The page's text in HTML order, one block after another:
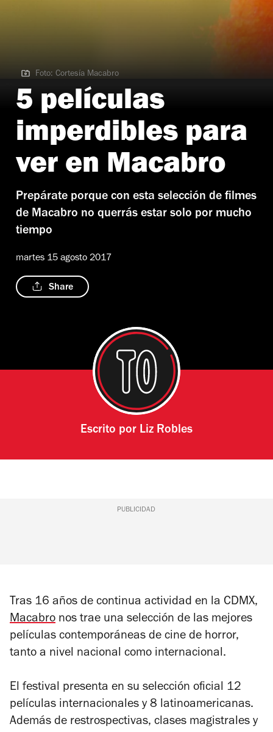
Foto: Cortesía Macabro
Foto: Cortesía Macabro
5 películas
imperdibles para
ver en Macabro
Prepárate porque con esta selección de filmes
de Macabro no querrás estar solo por mucho
tiempo
martes 15 agosto 2017
Share
Escrito por Liz Robles
PUBLICIDAD
Tras 16 años de continua actividad en la CDMX,
Macabro nos trae una selección de las mejores
películas contemporáneas de cine de horror,
tanto a nivel nacional como internacional.
El festival presenta en su selección oficial 12
películas internacionales y 8 latinoamericanas.
Además de restrospectivas, clases magistrales y